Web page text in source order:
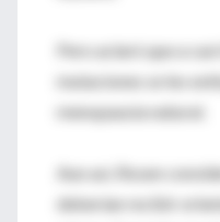
Pero aclaró que a
mutaciones se les
menopausia natural.
Aun así, Rosen
deberían recibir